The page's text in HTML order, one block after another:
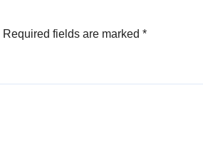
Required fields are marked *